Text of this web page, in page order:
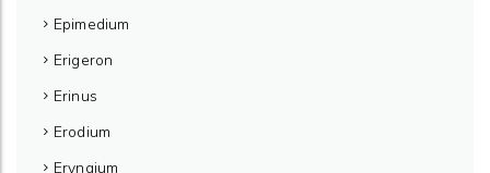
Epimedium
Erigeron
Erinus
Erodium
Eryngium